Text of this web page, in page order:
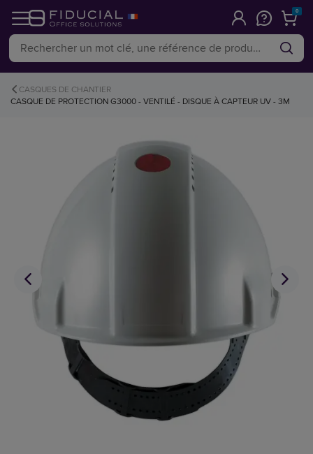
0
CASQUES DE CHANTIER
CASQUE DE PROTECTION G3000 - VENTILÉ - DISQUE À CAPTEUR UV - 3M